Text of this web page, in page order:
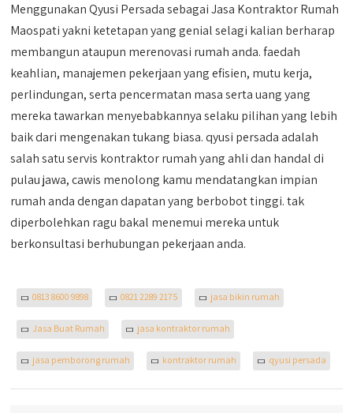
Menggunakan Qyusi Persada sebagai Jasa Kontraktor Rumah
Maospati yakni ketetapan yang genial selagi kalian berharap
membangun ataupun merenovasi rumah anda. faedah
keahlian, manajemen pekerjaan yang efisien, mutu kerja,
perlindungan, serta pencermatan masa serta uang yang
mereka tawarkan menyebabkannya selaku pilihan yang lebih
baik dari mengenakan tukang biasa. qyusi persada adalah
salah satu servis kontraktor rumah yang ahli dan handal di
pulau jawa, cawis menolong kamu mendatangkan impian
rumah anda dengan dapatan yang berbobot tinggi. tak
diperbolehkan ragu bakal menemui mereka untuk
berkonsultasi berhubungan pekerjaan anda.
0813 8600 9898 0821 2289 2175 jasa bikin rumah
Jasa Buat Rumah jasa kontraktor rumah
jasa pemborong rumah kontraktor rumah qyusi persada